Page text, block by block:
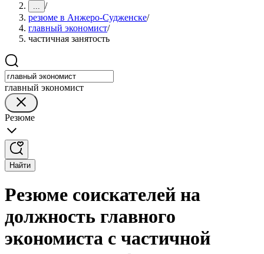
... /
резюме в Анжеро-Судженске/
главный экономист/
частичная занятость
главный экономист
Резюме
Найти
Резюме соискателей на
должность главного
экономиста с частичной